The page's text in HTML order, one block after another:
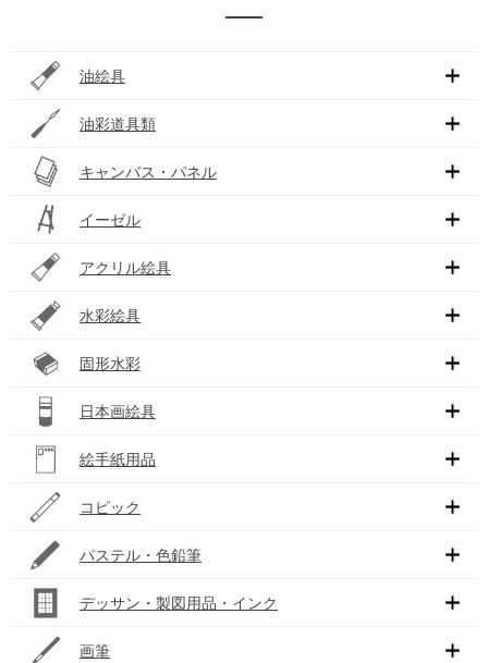
油絵具
油彩道具類
キャンバス・パネル
イーゼル
アクリル絵具
水彩絵具
固形水彩
日本画絵具
絵手紙用品
コピック
パステル・色鉛筆
デッサン・製図用品・インク
画筆